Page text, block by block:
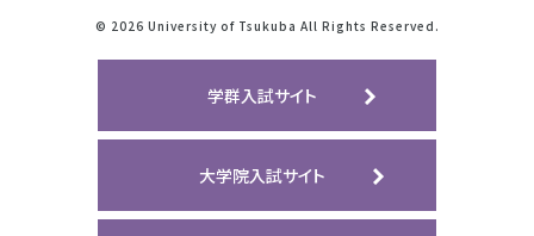
© 2026 University of Tsukuba All Rights Reserved.
学群入試サイト
大学院入試サイト